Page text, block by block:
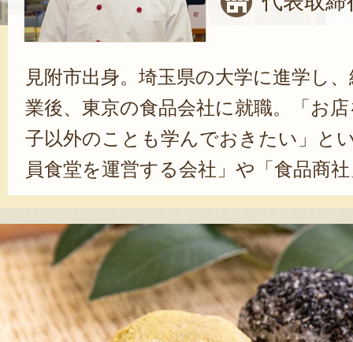
見附市出身。埼玉県の大学に進学し
業後、東京の食品会社に就職。「お
子以外のことも学んでおきたい」と
員食堂を運営する会社」や「食品商
間働いた。結婚を機に地元へ戻り、
に入社。先代からお菓子作りを学び
グリー精神で、製菓技術のすべてを
中心に仕事をしながら、合間を縫っ
出ることも。代表に就任したのは、